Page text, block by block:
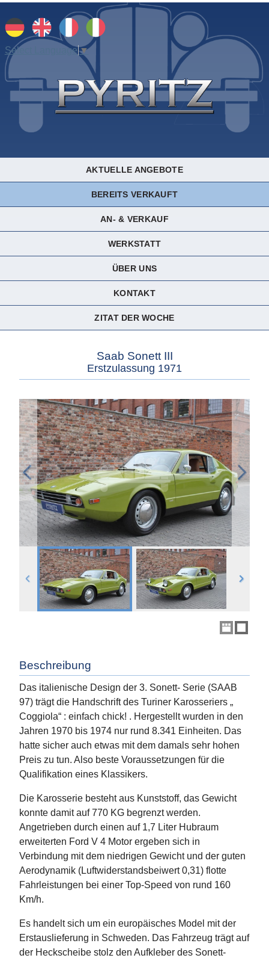
Select Language▼
AKTUELLE ANGEBOTE
BEREITS VERKAUFT
AN- & VERKAUF
WERKSTATT
ÜBER UNS
KONTAKT
ZITAT DER WOCHE
Saab Sonett III
Erstzulassung 1971
Beschreibung
Das italienische Design der 3. Sonett- Serie (SAAB
97) trägt die Handschrift des Turiner Karosseriers „
Coggiola“ : einfach chick! . Hergestellt wurden in den
Jahren 1970 bis 1974 nur rund 8.341 Einheiten. Das
hatte sicher auch etwas mit dem damals sehr hohen
Preis zu tun. Also beste Voraussetzungen für die
Qualifikation eines Klassikers.
Die Karosserie besteht aus Kunststoff, das Gewicht
konnte damit auf 770 KG begrenzt werden.
Angetrieben durch einen auf 1,7 Liter Hubraum
erweiterten Ford V 4 Motor ergeben sich in
Verbindung mit dem niedrigen Gewicht und der guten
Aerodynamik (Luftwiderstandsbeiwert 0,31) flotte
Fahrleistungen bei einer Top-Speed von rund 160
Km/h.
Es handelt sich um ein europäisches Model mit der
Erstauslieferung in Schweden. Das Fahrzeug trägt auf
der Heckscheibe stolz den Aufkleber des Sonett-